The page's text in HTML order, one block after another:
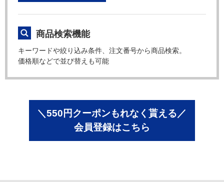
商品検索機能
キーワードや絞り込み条件、注文番号から商品検索。
価格順などで並び替えも可能
＼550円クーポンもれなく貰える／
会員登録はこちら